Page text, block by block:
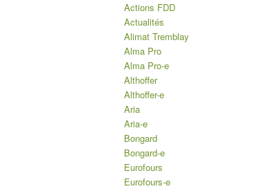
Actions FDD
Actualités
Alimat Tremblay
Alma Pro
Alma Pro-e
Althoffer
Althoffer-e
Aria
Aria-e
Bongard
Bongard-e
Eurofours
Eurofours-e